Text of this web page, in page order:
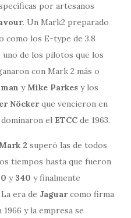
por artesanos
. Un Mark2 preparado
como los E-type de 3.8
uno de los pilotos que los
con Mark 2 más o
yMike Parkes y los
Nöckerque vencieron en
el ETCC de 1963.
2 superó las de todos
tiempos hasta que fueron
y 340 y finalmente
era de Jaguarcomo firma
y la empresa se